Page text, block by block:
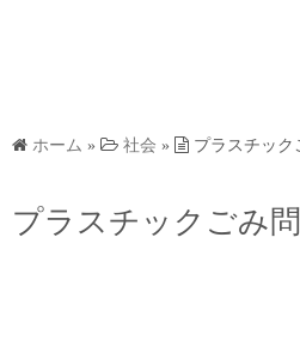
ホーム » 社会 » プラスチック
プラスチックごみ